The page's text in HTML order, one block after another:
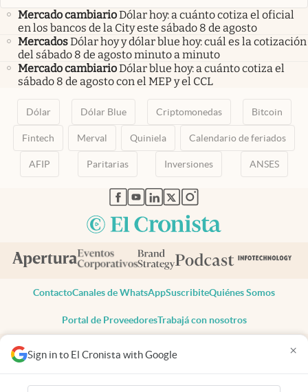
Sign in to El Cronista with Google ×
Mercado cambiarioDólar hoy: a cuánto cotiza el oficial
en los bancos de la City este sábado 8 de agosto
MercadosDólar hoy y dólar blue hoy: cuál es la cotización
del sábado 8 de agosto minuto a minuto
Mercado cambiarioDólar blue hoy: a cuánto cotiza el
sábado 8 de agosto con el MEP y el CCL
Dólar Dólar Blue Criptomonedas Bitcoin
Fintech Merval Quiniela Calendario de feriados
AFIP Paritarias Inversiones ANSES
abre en nueva pestaña
abre en nueva pestaña
abre en nueva pestaña
abre en nueva pestaña
abre en nueva pestaña
ContactoCanales de WhatsAppSuscribiteQuiénes Somos
Portal de ProveedoresTrabajá con nosotros
Todos los derechos reservados
Privacidad